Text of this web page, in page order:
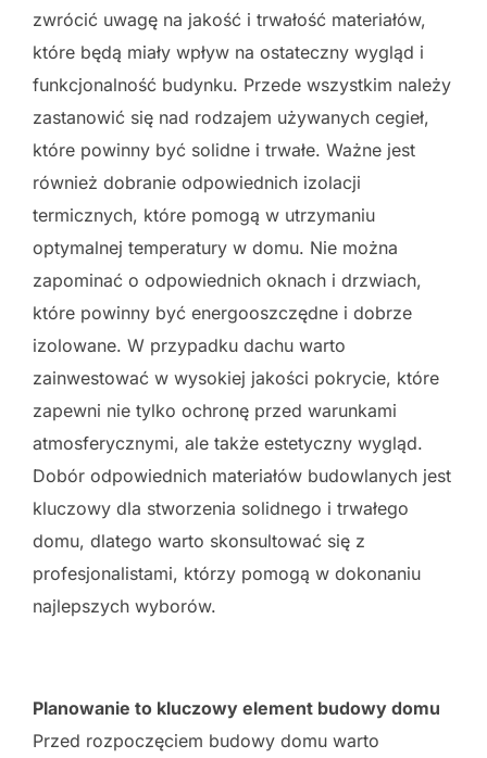
zwrócić uwagę na jakość i trwałość materiałów,
które będą miały wpływ na ostateczny wygląd i
funkcjonalność budynku. Przede wszystkim należy
zastanowić się nad rodzajem używanych cegieł,
które powinny być solidne i trwałe. Ważne jest
również dobranie odpowiednich izolacji
termicznych, które pomogą w utrzymaniu
optymalnej temperatury w domu. Nie można
zapominać o odpowiednich oknach i drzwiach,
które powinny być energooszczędne i dobrze
izolowane. W przypadku dachu warto
zainwestować w wysokiej jakości pokrycie, które
zapewni nie tylko ochronę przed warunkami
atmosferycznymi, ale także estetyczny wygląd.
Dobór odpowiednich materiałów budowlanych jest
kluczowy dla stworzenia solidnego i trwałego
domu, dlatego warto skonsultować się z
profesjonalistami, którzy pomogą w dokonaniu
najlepszych wyborów.
Planowanie to kluczowy element budowy domu
Przed rozpoczęciem budowy domu warto